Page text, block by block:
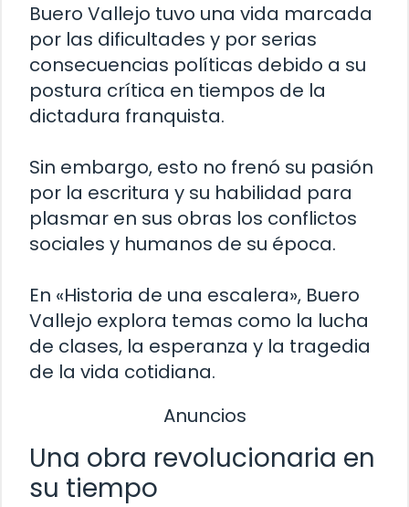
Buero Vallejo tuvo una vida marcada
por las dificultades y por serias
consecuencias políticas debido a su
postura crítica en tiempos de la
dictadura franquista.
Sin embargo, esto no frenó su pasión
por la escritura y su habilidad para
plasmar en sus obras los conflictos
sociales y humanos de su época.
En «Historia de una escalera», Buero
Vallejo explora temas como la lucha
de clases, la esperanza y la tragedia
de la vida cotidiana.
Anuncios
Una obra revolucionaria en
su tiempo